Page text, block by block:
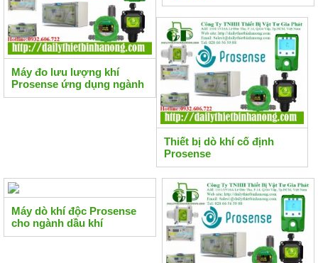
Máy đo lưu lượng khí
Prosense ứng dụng ngành
hàng hải
Thiết bị dò khí cố định
Prosense
Máy dò khí độc Prosense
cho ngành dầu khí